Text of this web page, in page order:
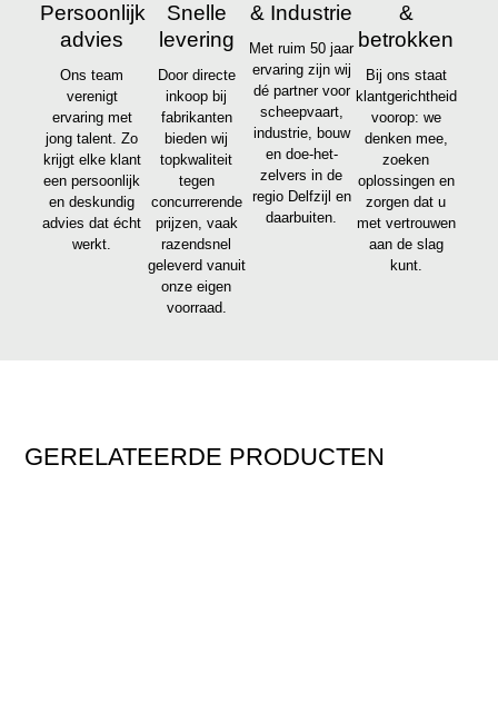
Persoonlijk
advies
Ons team
verenigt
ervaring met
jong talent. Zo
krijgt elke klant
een persoonlijk
en deskundig
advies dat écht
werkt.
Snelle
levering
Door directe
inkoop bij
fabrikanten
bieden wij
topkwaliteit
tegen
concurrerende
prijzen, vaak
razendsnel
geleverd vanuit
onze eigen
voorraad.
& Industrie
Met ruim 50 jaar
ervaring zijn wij
dé partner voor
scheepvaart,
industrie, bouw
en doe-het-
zelvers in de
regio Delfzijl en
daarbuiten.
&
betrokken
Bij ons staat
klantgerichtheid
voorop: we
denken mee,
zoeken
oplossingen en
zorgen dat u
met vertrouwen
aan de slag
kunt.
GERELATEERDE PRODUCTEN